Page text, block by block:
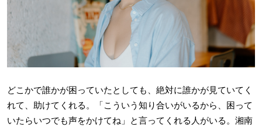
どこかで誰かが困っていたとしても、絶対に誰かが見ていてく
れて、助けてくれる。「こういう知り合いがいるから、困って
いたらいつでも声をかけてね」と言ってくれる人がいる。湘南